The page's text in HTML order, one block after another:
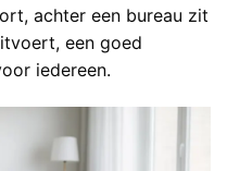
achter een bureau zit
een goed
iedereen.